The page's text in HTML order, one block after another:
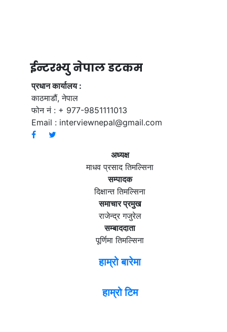
ईन्टरभ्यु नेपाल डटकम
प्रधान कार्यालय :
काठमाडौं, नेपाल
फोन नं : + 977-9851111013
Email : interviewnepal@gmail.com
अध्यक्ष
माधव प्रसाद तिमल्सिना
सम्पादक
दिक्षान्त तिमल्सिना
समाचार प्रमुख
राजेन्द्र गजुरेल
सम्बाददाता
पूर्णिमा तिमल्सिना
हाम्रो बारेमा
हाम्रो टिम